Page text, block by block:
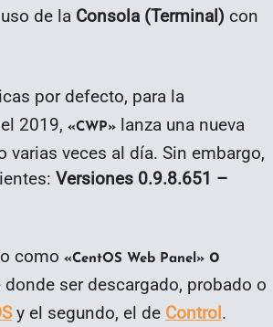
de la Consola (Terminal) con
por defecto, para la
2019, «CWP» lanza una nueva
varias veces al día. Sin embargo,
Versiones 0.9.8.651 –
como «CentOS Web Panel» o
donde ser descargado, probado o
y el segundo, el de Control.